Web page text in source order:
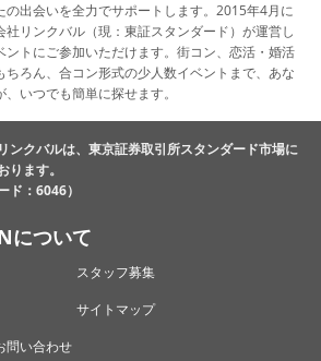
の出会いを全力でサポートします。2015年4月に
リンクバル（現：東証スタンダード）が運営し
ントにご参加いただけます。街コン、恋活・婚活
ろん、合コン形式の少人数イベントまで、あな
いつでも簡単に探せます。
ンクバルは、東京証券取引所スタンダード市場に
ります。
ド：6046）
について
スタッフ募集
サイトマップ
問い合わせ